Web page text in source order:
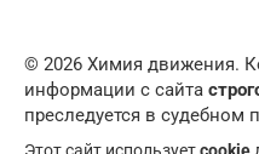
© 2026 Химия движения.
информации с сайта
преследуется в судебном